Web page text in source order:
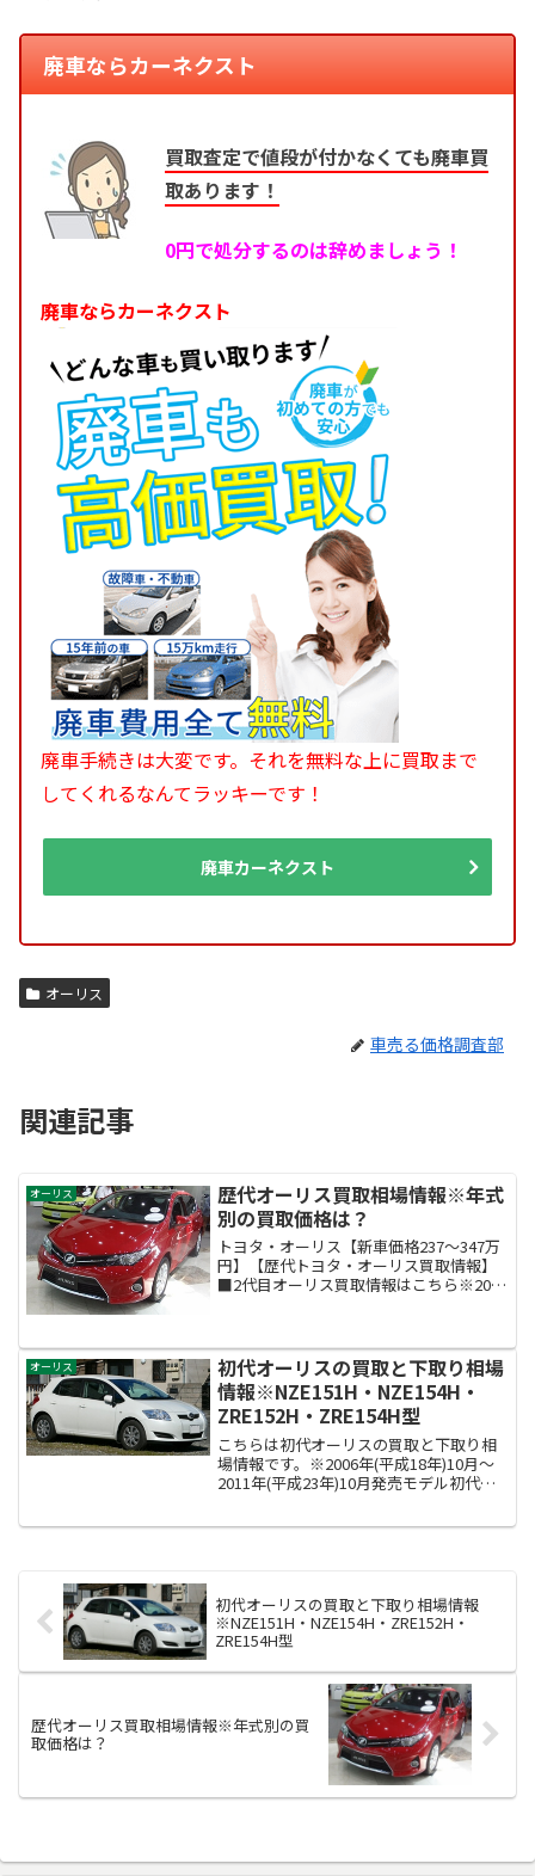
廃車ならカーネクスト
買取査定で値段が付かなくても廃車買
取あります！
0円で処分するのは辞めましょう！
廃車ならカーネクスト
廃車手続きは大変です。それを無料な上に買取まで
してくれるなんてラッキーです！
廃車カーネクスト
オーリス
車売る価格調査部
関連記事
オーリス
歴代オーリス買取相場情報※年式
別の買取価格は？
トヨタ・オーリス【新車価格237～347万
円】【歴代トヨタ・オーリス買取情報】
■2代目オーリス買取情報はこちら※2012
オーリス
初代オーリスの買取と下取り相場
情報※NZE151H・NZE154H・
ZRE152H・ZRE154H型
こちらは初代オーリスの買取と下取り相
場情報です。※2006年(平成18年)10月～
2011年(平成23年)10月発売モデル初代オ
初代オーリスの買取と下取り相場情報
※NZE151H・NZE154H・ZRE152H・
ZRE154H型
歴代オーリス買取相場情報※年式別の買
取価格は？